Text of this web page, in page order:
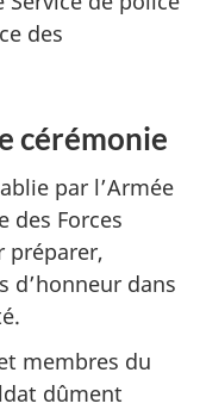
des
cérémonie
par l’Armée
des Forces
préparer,
d’honneur dans
membres du
dûment